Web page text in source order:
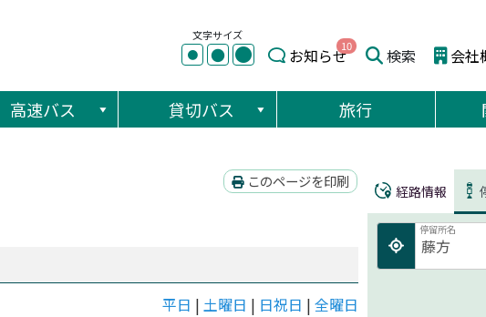
文字サイズ
● ● ● お知らせ10 検索 会社
高速バス 貸切バス 旅行
このページを印刷
平日 | 土曜日 | 日祝日 | 全曜日
経路情報
停留所名